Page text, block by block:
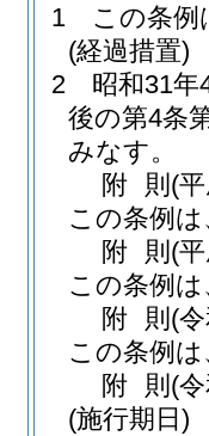
1
この条例
(経過措置)
2
昭和31
後の第4条
みなす。
附 則 (
この条例
附 則 (
この条例
附 則 (
この条例
附 則 (
(施行期日)